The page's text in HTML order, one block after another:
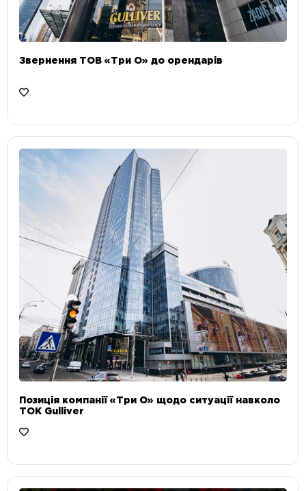
Звернення ТОВ «Три О» до орендарів
Позиція компанії «Три О» щодо ситуації навколо
ТОК Gulliver